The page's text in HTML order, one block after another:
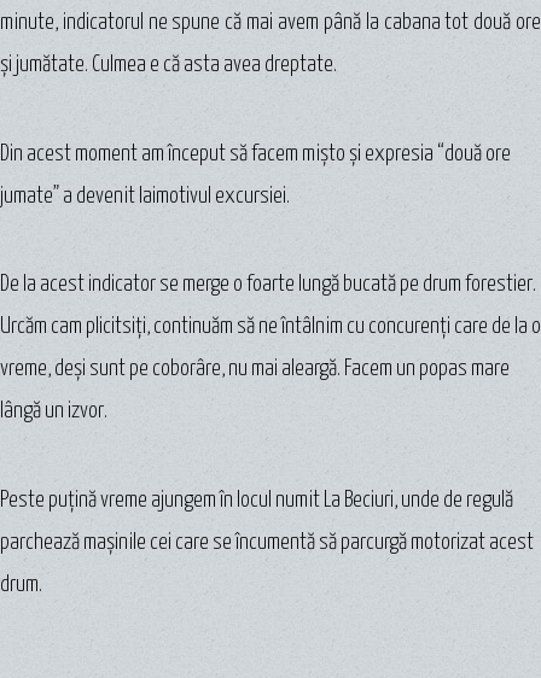
minute, indicatorul ne spune că mai avem până la cabana tot două ore
şi jumătate. Culmea e că asta avea dreptate.
Din acest moment am început să facem mişto şi expresia “două ore
jumate” a devenit laimotivul excursiei.
De la acest indicator se merge o foarte lungă bucată pe drum forestier.
Urcăm cam plicitsiți, continuăm să ne întâlnim cu concurenţi care de la o
vreme, deşi sunt pe coborâre, nu mai aleargă. Facem un popas mare
lângă un izvor.
Peste puţină vreme ajungem în locul numit La Beciuri, unde de regulă
parchează maşinile cei care se încumentă să parcurgă motorizat acest
drum.